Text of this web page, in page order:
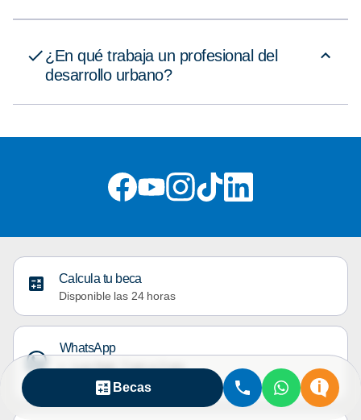
¿En qué trabaja un profesional del
desarrollo urbano?
Calcula tu beca
Disponible las 24 horas
WhatsApp
Lun-Sab: 7 am a 2 am
Dom: 8 am a 9 pm
Becas